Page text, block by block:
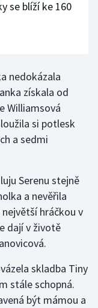
se blíží ke 160
nedokázala
získala od
Williamsová
si potlesk
a sedmi
Serenu stejně
a nevěřila
hráčkou v
dají v životě
skladba Tiny
stále schopná.
být mámou a